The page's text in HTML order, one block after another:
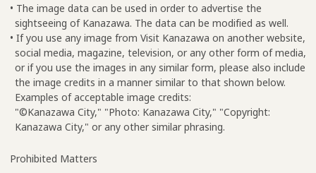
• The image data can be used in order to advertise the
sightseeing of Kanazawa. The data can be modified as well.
• If you use any image from Visit Kanazawa on another website,
social media, magazine, television, or any other form of media,
or if you use the images in any similar form, please also include
the image credits in a manner similar to that shown below.
Examples of acceptable image credits:
"©Kanazawa City," "Photo: Kanazawa City," "Copyright:
Kanazawa City," or any other similar phrasing.
Prohibited Matters